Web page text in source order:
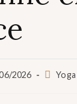
2026 Yoga